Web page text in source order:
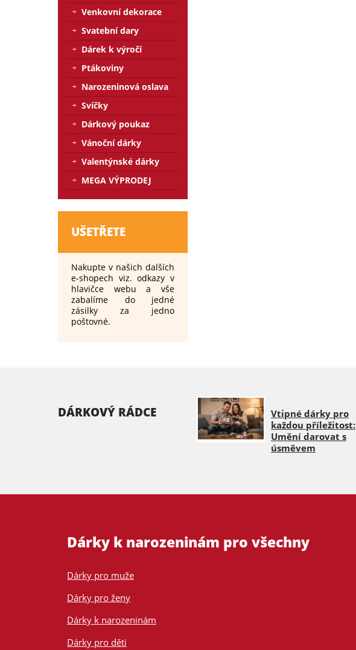
Venkovní dekorace
Svatební dary
Dárek k výročí
Ptákoviny
Narozeninová oslava
Svíčky
Dárkový poukaz
Vánoční dárky
Valentýnské dárky
MEGA VÝPRODEJ
UŠETŘETE
Nakupte v našich dalších
e-shopech viz. odkazy v
hlavičce webu a vše
zabalíme do jedné
zásilky za jedno
poštovné.
DÁRKOVÝ RÁDCE
Vtipné dárky pro
každou příležitost:
Umění darovat s
úsměvem
Dárky k narozeninám pro všechny
Dárky pro muže
Dárky pro ženy
Dárky k narozeninám
Dárky pro děti